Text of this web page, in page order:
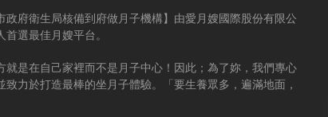
政府衛生局核備到府做月子機構】由愛月嫂國際股份有限公
選最佳月嫂平台。
就是在自己家裡而不是月子中心！因此；為了妳，我們專心
力於打造最棒的坐月子體驗。「要生養眾多，遍滿地面，